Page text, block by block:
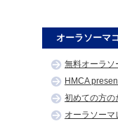
オーラソーマ
無料オーラソ
HMCA
初めての方の
オーラソーマ